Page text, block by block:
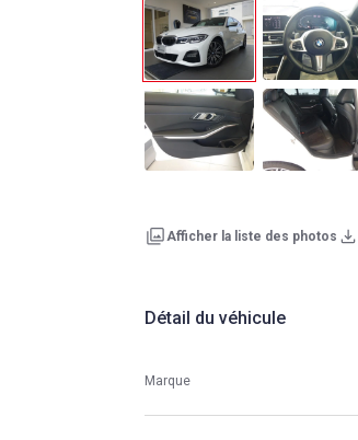
Afficher la liste des photos
Détail du véhicule
Marque